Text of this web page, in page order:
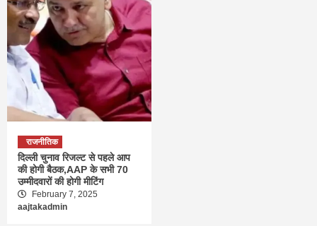
राजनीतिक
दिल्ली चुनाव रिजल्ट से पहले आप
की होगी बैठक,AAP के सभी 70
उम्मीदवारों की होगी मीटिंग
February 7, 2025
aajtakadmin